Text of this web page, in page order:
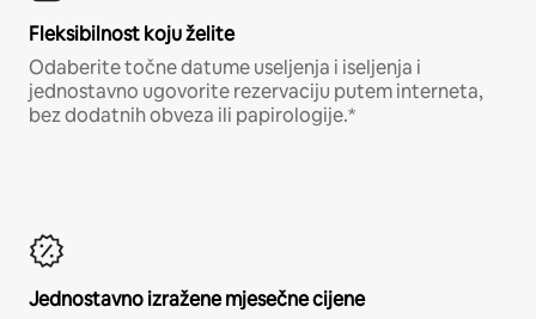
Fleksibilnost koju želite
Odaberite točne datume useljenja i iseljenja i
jednostavno ugovorite rezervaciju putem interneta,
bez dodatnih obveza ili papirologije.*
Jednostavno izražene mjesečne cijene